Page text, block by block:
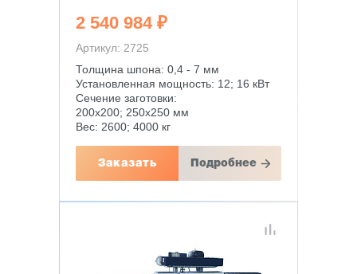
2 540 984 ₽
Артикул: 2725
Толщина шпона: 0,4 - 7 мм
Установленная мощность: 12; 16 кВт
Сечение заготовки:
200х200; 250х250 мм
Вес: 2600; 4000 кг
Заказать Подробнее